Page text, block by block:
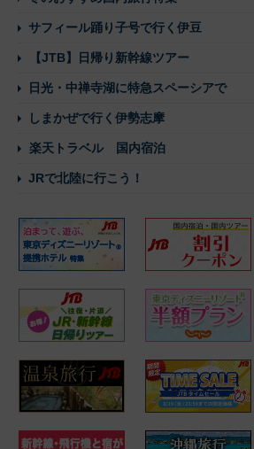
サフィール踊り子号で行く伊豆
【JTB】日帰り新幹線ツアー
日光・中禅寺湖に特急スペーシアで
しまかぜで行く伊勢志摩
楽天トラベル 国内宿泊
JRで北陸に行こう！